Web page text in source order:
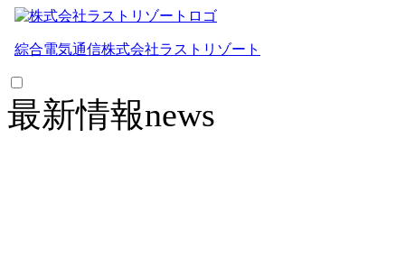
綜合電気通信株式会社ラストリゾート
最新情報news